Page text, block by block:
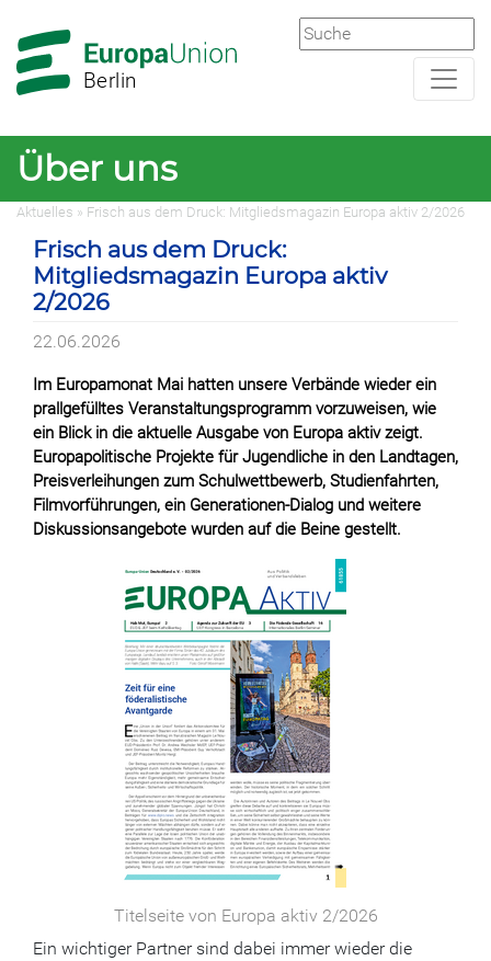
Hauptnavigation
Hauptbereich
Berlin
Über uns
Aktuelles » Frisch aus dem Druck: Mitgliedsmagazin Europa aktiv 2/2026
Frisch aus dem Druck:
Mitgliedsmagazin Europa aktiv
2/2026
22.06.2026
Im Europamonat Mai hatten unsere Verbände wieder ein
prallgefülltes Veranstaltungsprogramm vorzuweisen, wie
ein Blick in die aktuelle Ausgabe von Europa aktiv zeigt.
Europapolitische Projekte für Jugendliche in den Landtagen,
Preisverleihungen zum Schulwettbewerb, Studienfahrten,
Filmvorführungen, ein Generationen-Dialog und weitere
Diskussionsangebote wurden auf die Beine gestellt.
Titelseite von Europa aktiv 2/2026
Ein wichtiger Partner sind dabei immer wieder die